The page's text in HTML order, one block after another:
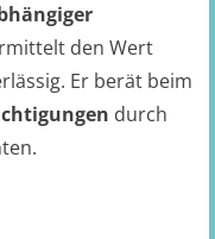
den Wert
Er berät beim
durch